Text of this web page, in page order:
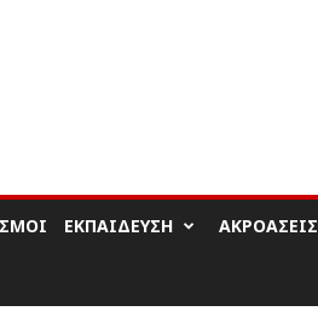
ΕΚΠΑΊΔΕΥΣΗ ΑΚΡΟΆΣΕΙΣ